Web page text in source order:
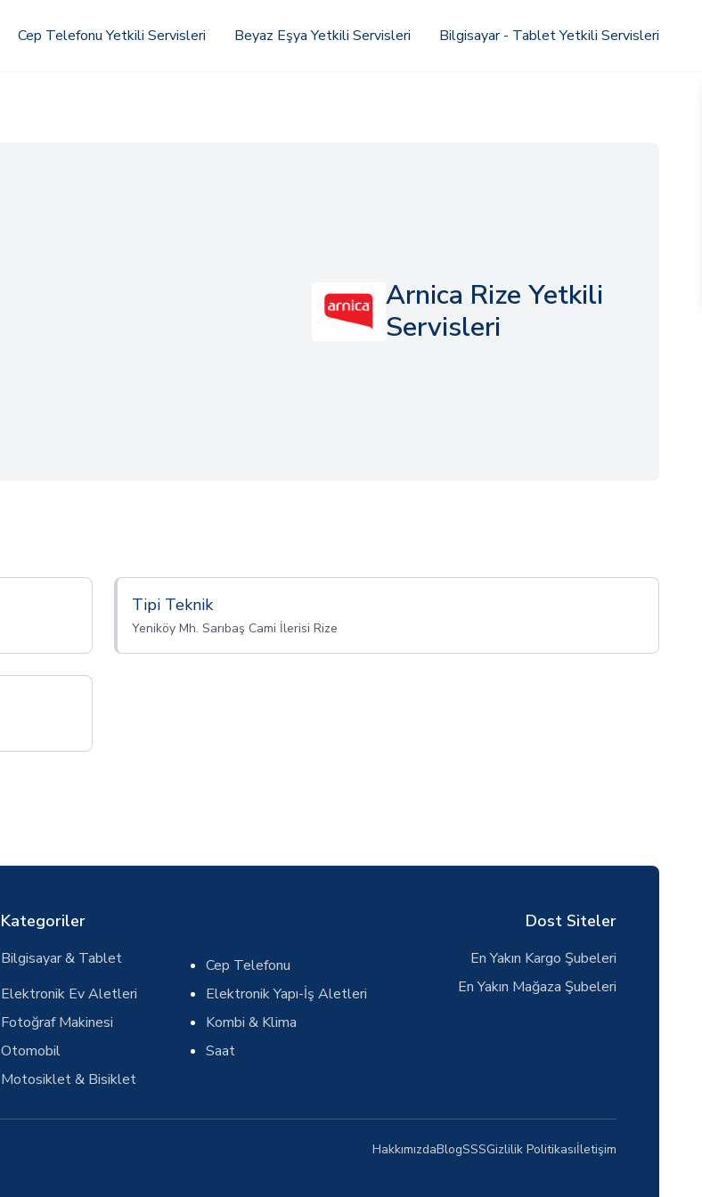
Cep Telefonu Yetkili Servisleri Beyaz Eşya Yetkili Servisleri Bilgisayar - Tablet Yetkili Servisleri
Arnica Rize Yetkili
Servisleri
Tipi Teknik
Yeniköy Mh. Sarıbaş Cami İlerisi Rize
Kategoriler
Bilgisayar & Tablet
Cep Telefonu
Elektronik Ev Aletleri
Elektronik Yapı-İş Aletleri
Fotoğraf Makinesi
Kombi & Klima
Otomobil
Saat
Motosiklet & Bisiklet
Dost Siteler
En Yakın Kargo Şubeleri
En Yakın Mağaza Şubeleri
HakkımızdaBlogSSSGizlilik Politikasıİletişim